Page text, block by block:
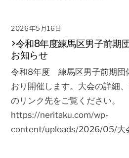
2026年5月16日
>令和8年度練馬区男子前期
お知らせ
令和8年度 練馬区男子前期団
おり開催します。大会の詳細
のリンク先をご覧ください。
https://neritaku.com/wp-
content/uploads/2026/05/大